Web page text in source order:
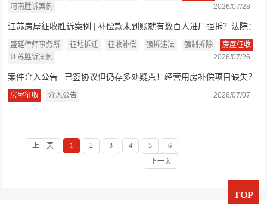
河南胜诉案例
2026/07/28
江苏房屋征收胜诉案例 | 补偿款未到账就有数百人进厂强拆？法院：
明显不属于...
盛廷律师事务所 征地拆迁 征收补偿 强拆违法 强制拆除
房屋征收
江苏胜诉案例
2026/07/26
案件介入公告 | 已签协议但仍存多处疑点！经营用房补偿项目缺失？
湖南三姐妹...
房屋征收 介入公告 2026/07/07
上一页 1 2 3 4 5
6
下一页
TOP